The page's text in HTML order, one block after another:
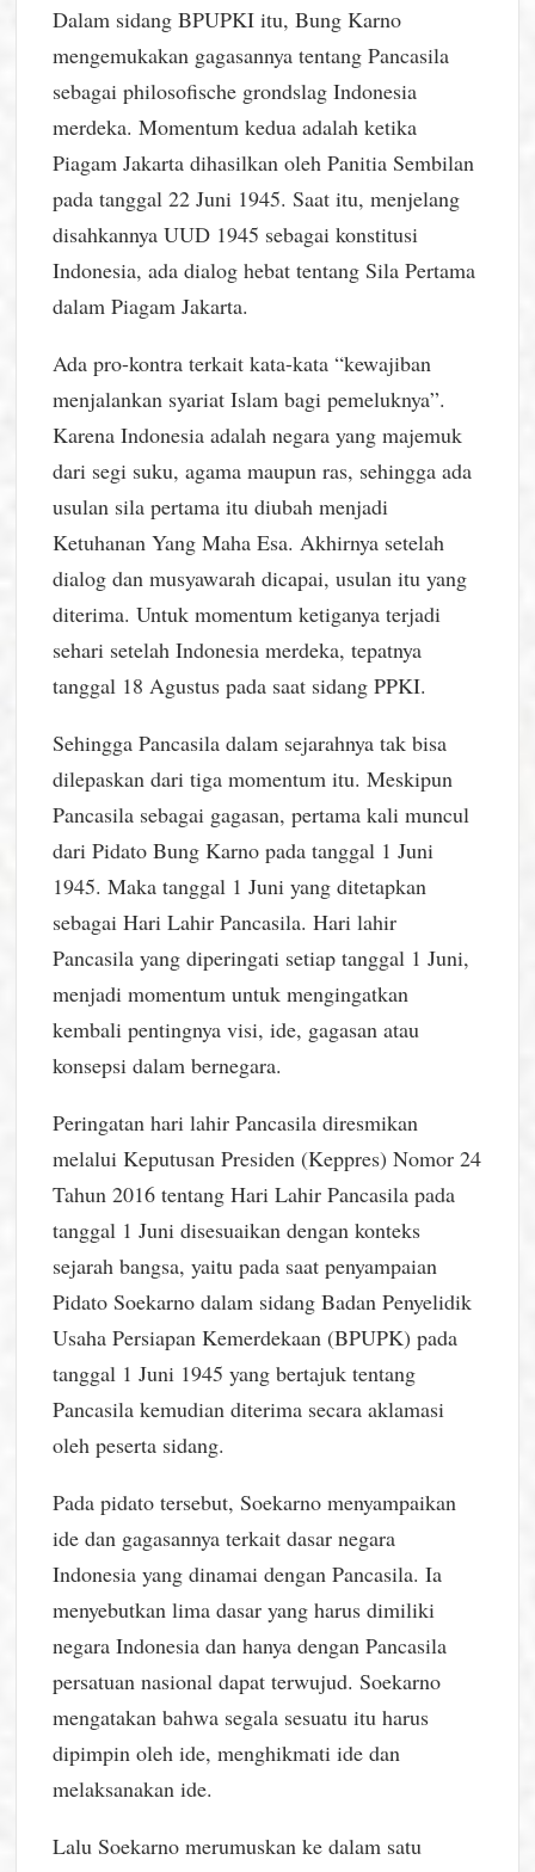
Dalam sidang BPUPKI itu, Bung Karno
mengemukakan gagasannya tentang Pancasila
sebagai philosofische grondslag Indonesia
merdeka. Momentum kedua adalah ketika
Piagam Jakarta dihasilkan oleh Panitia Sembilan
pada tanggal 22 Juni 1945. Saat itu, menjelang
disahkannya UUD 1945 sebagai konstitusi
Indonesia, ada dialog hebat tentang Sila Pertama
dalam Piagam Jakarta.
Ada pro-kontra terkait kata-kata “kewajiban
menjalankan syariat Islam bagi pemeluknya”.
Karena Indonesia adalah negara yang majemuk
dari segi suku, agama maupun ras, sehingga ada
usulan sila pertama itu diubah menjadi
Ketuhanan Yang Maha Esa. Akhirnya setelah
dialog dan musyawarah dicapai, usulan itu yang
diterima. Untuk momentum ketiganya terjadi
sehari setelah Indonesia merdeka, tepatnya
tanggal 18 Agustus pada saat sidang PPKI.
Sehingga Pancasila dalam sejarahnya tak bisa
dilepaskan dari tiga momentum itu. Meskipun
Pancasila sebagai gagasan, pertama kali muncul
dari Pidato Bung Karno pada tanggal 1 Juni
1945. Maka tanggal 1 Juni yang ditetapkan
sebagai Hari Lahir Pancasila. Hari lahir
Pancasila yang diperingati setiap tanggal 1 Juni,
menjadi momentum untuk mengingatkan
kembali pentingnya visi, ide, gagasan atau
konsepsi dalam bernegara.
Peringatan hari lahir Pancasila diresmikan
melalui Keputusan Presiden (Keppres) Nomor 24
Tahun 2016 tentang Hari Lahir Pancasila pada
tanggal 1 Juni disesuaikan dengan konteks
sejarah bangsa, yaitu pada saat penyampaian
Pidato Soekarno dalam sidang Badan Penyelidik
Usaha Persiapan Kemerdekaan (BPUPK) pada
tanggal 1 Juni 1945 yang bertajuk tentang
Pancasila kemudian diterima secara aklamasi
oleh peserta sidang.
Pada pidato tersebut, Soekarno menyampaikan
ide dan gagasannya terkait dasar negara
Indonesia yang dinamai dengan Pancasila. Ia
menyebutkan lima dasar yang harus dimiliki
negara Indonesia dan hanya dengan Pancasila
persatuan nasional dapat terwujud. Soekarno
mengatakan bahwa segala sesuatu itu harus
dipimpin oleh ide, menghikmati ide dan
melaksanakan ide.
Lalu Soekarno merumuskan ke dalam satu